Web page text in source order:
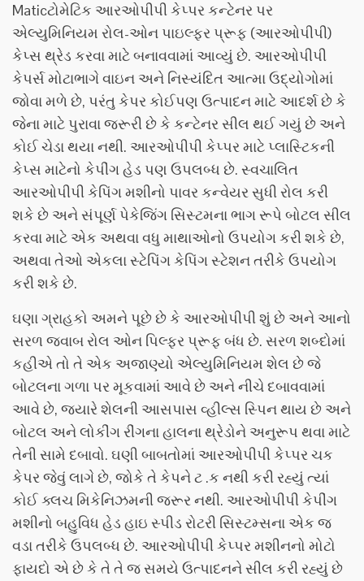
Maticટોમેટિક આરઓપીપી કેપ્પર કન્ટેનર પર
એલ્યુમિનિયમ રોલ-ઓન પાઇલ્ફર પ્રૂફ (આરઓપીપી)
કેપ્સ થ્રેડ કરવા માટે બનાવવામાં આવ્યું છે. આરઓપીપી
કેપર્સ મોટાભાગે વાઇન અને નિસ્યંદિત આત્મા ઉદ્યોગોમાં
જોવા મળે છે, પરંતુ કેપર કોઈપણ ઉત્પાદન માટે આદર્શ છે કે
જેના માટે પુરાવા જરૂરી છે કે કન્ટેનર સીલ થઈ ગયું છે અને
કોઈ ચેડા થયા નથી. આરઓપીપી કેપ્પર માટે પ્લાસ્ટિકની
કેપ્સ માટેનો કેપીંગ હેડ પણ ઉપલબ્ધ છે. સ્વચાલિત
આરઓપીપી કેપિંગ મશીનો પાવર કન્વેયર સુધી રોલ કરી
શકે છે અને સંપૂર્ણ પેકેજિંગ સિસ્ટમના ભાગ રૂપે બોટલ સીલ
કરવા માટે એક અથવા વધુ માથાઓનો ઉપયોગ કરી શકે છે,
અથવા તેઓ એકલા સ્ટેપિંગ કેપિંગ સ્ટેશન તરીકે ઉપયોગ
કરી શકે છે.
ઘણા ગ્રાહકો અમને પૂછે છે કે આરઓપીપી શું છે અને આનો
સરળ જવાબ રોલ ઓન પિલ્ફર પ્રૂફ બંધ છે. સરળ શબ્દોમાં
કહીએ તો તે એક અજાણ્યો એલ્યુમિનિયમ શેલ છે જે
બોટલના ગળા પર મૂકવામાં આવે છે અને નીચે દબાવવામાં
આવે છે, જ્યારે શેલની આસપાસ વ્હીલ્સ સ્પિન થાય છે અને
બોટલ અને લોકીંગ રીંગના હાલના થ્રેડોને અનુરૂપ થવા માટે
તેની સામે દબાવો. ઘણી બાબતોમાં આરઓપીપી કેપ્પર ચક
કેપર જેવું લાગે છે, જોકે તે કેપને ટ .ક નથી કરી રહ્યું ત્યાં
કોઈ ક્લચ મિકેનિઝમની જરૂર નથી. આરઓપીપી કેપીંગ
મશીનો બહુવિધ હેડ હાઇ સ્પીડ રોટરી સિસ્ટમ્સના એક જ
વડા તરીકે ઉપલબ્ધ છે. આરઓપીપી કેપ્પર મશીનનો મોટો
ફાયદો એ છે કે તે તે જ સમયે ઉત્પાદનને સીલ કરી રહ્યું છે